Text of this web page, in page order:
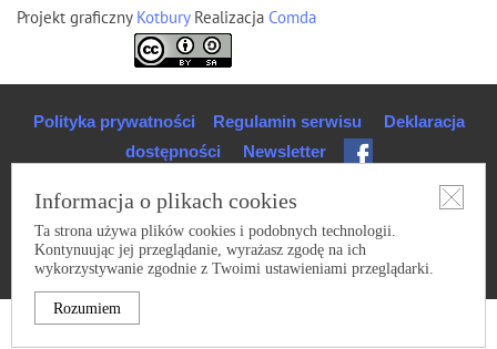
Projekt graficzny Kotbury Realizacja Comda
Informacja o plikach cookies
Ta strona używa plików cookies i podobnych technologii.
Kontynuując jej przeglądanie, wyrażasz zgodę na ich
wykorzystywanie zgodnie z Twoimi ustawieniami przeglądarki.
Rozumiem
Polityka prywatności Regulamin serwisu
Deklaracja
dostępności
Newsletter